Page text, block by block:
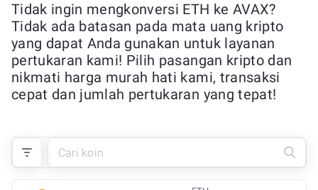
Tidak ingin mengkonversi ETH ke AVAX?
Tidak ada batasan pada mata uang kripto
yang dapat Anda gunakan untuk layanan
pertukaran kami! Pilih pasangan kripto dan
nikmati harga murah hati kami, transaksi
cepat dan jumlah pertukaran yang tepat!